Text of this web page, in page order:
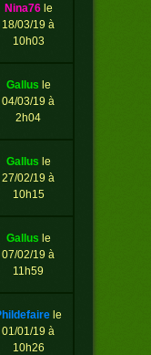
nina76 le
18/03/19 à
10h03
gallus le
04/03/19 à
2h04
gallus le
27/02/19 à
10h15
gallus le
07/02/19 à
11h59
phildefaire le
01/01/19 à
10h26